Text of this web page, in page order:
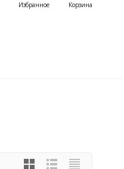
Избранное Корзина